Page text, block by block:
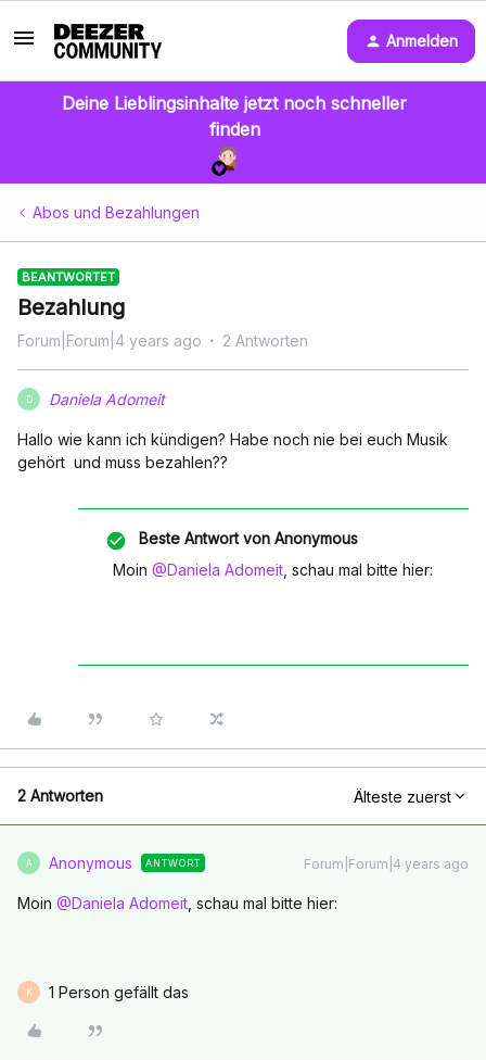
Anmelden
Deine Lieblingsinhalte jetzt noch schneller
finden
Abos und Bezahlungen
BEANTWORTET
Bezahlung
Forum|Forum|4 years ago 2 Antworten
D Daniela Adomeit
Hallo wie kann ich kündigen? Habe noch nie bei euch Musik
gehört und muss bezahlen??
Beste Antwort von Anonymous
Moin @Daniela Adomeit , schau mal bitte hier:
2 Antworten Älteste zuerst
A Anonymous ANTWORT Forum|Forum|4 years ago
Moin @Daniela Adomeit , schau mal bitte hier:
K 1 Person gefällt das